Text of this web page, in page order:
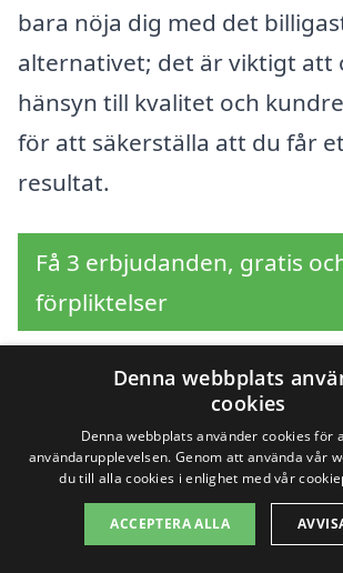
bara nöja dig med det
alternativet; det är viktigt att
hänsyn till kvalitet och
för att säkerställa att du får
resultat.
Få 3 erbjudanden, gratis
förpliktelser
Sök efter en
professionell för
golvvård i andra
Denna webbplats
cookies
Denna webbplats använder cookies för
användarupplevelsen. Genom att använda vår
du till alla cookies i enlighet med vår
ACCEPTERA ALLA